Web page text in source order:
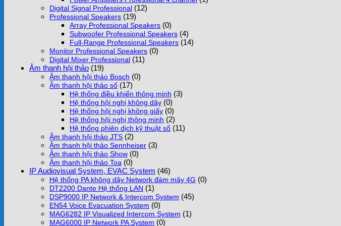
Digital Signal Professional (12)
Professional Speakers (19)
Array Professional Speakers (0)
Subwoofer Professional Speakers (4)
Full-Range Professional Speakers (14)
Monitor Professional Speakers (0)
Digital Mixer Professional (11)
Âm thanh hội thảo (19)
Âm thanh hội thảo Bosch (0)
Âm thanh hội thảo số (17)
Hệ thống điều khiển thông minh (3)
Hệ thống hội nghị không dây (0)
Hệ thống hội nghị không giấy (0)
Hệ thống hội nghị thông minh (2)
Hệ thống phiên dịch kỹ thuật số (11)
Âm thanh hội thảo JTS (2)
Âm thanh hội thảo Sennheiser (3)
Âm thanh hội thảo Show (0)
Âm thanh hội thảo Toa (0)
IP Audiovisual System, EVAC System (46)
Hệ thống PA không dây Network đám mây 4G (0)
DT2200 Dante Hệ thống LAN (1)
DSP9000 IP Network & Intercom System (45)
EN54 Voice Evacuation System (0)
MAG6282 IP Visualized Intercom System (1)
MAG6000 IP Network PA System (0)